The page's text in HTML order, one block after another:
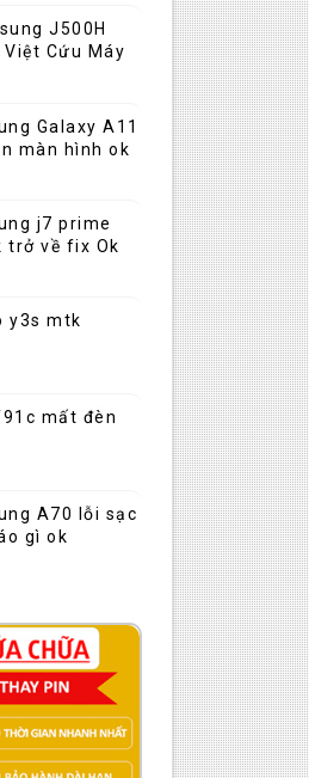
J500H
Cứu Máy
Galaxy A11
màn hình ok
j7 prime
trở về fix Ok
y3s mtk
mất đèn
A70 lỗi sạc
gì ok